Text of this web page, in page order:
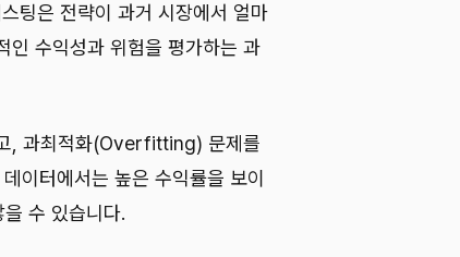
팅은 전략이 과거 시장에서 얼마
인 수익성과 위험을 평가하는 과
, 과최적화(Overfitting) 문제를
이터에서는 높은 수익률을 보이
수 있습니다.